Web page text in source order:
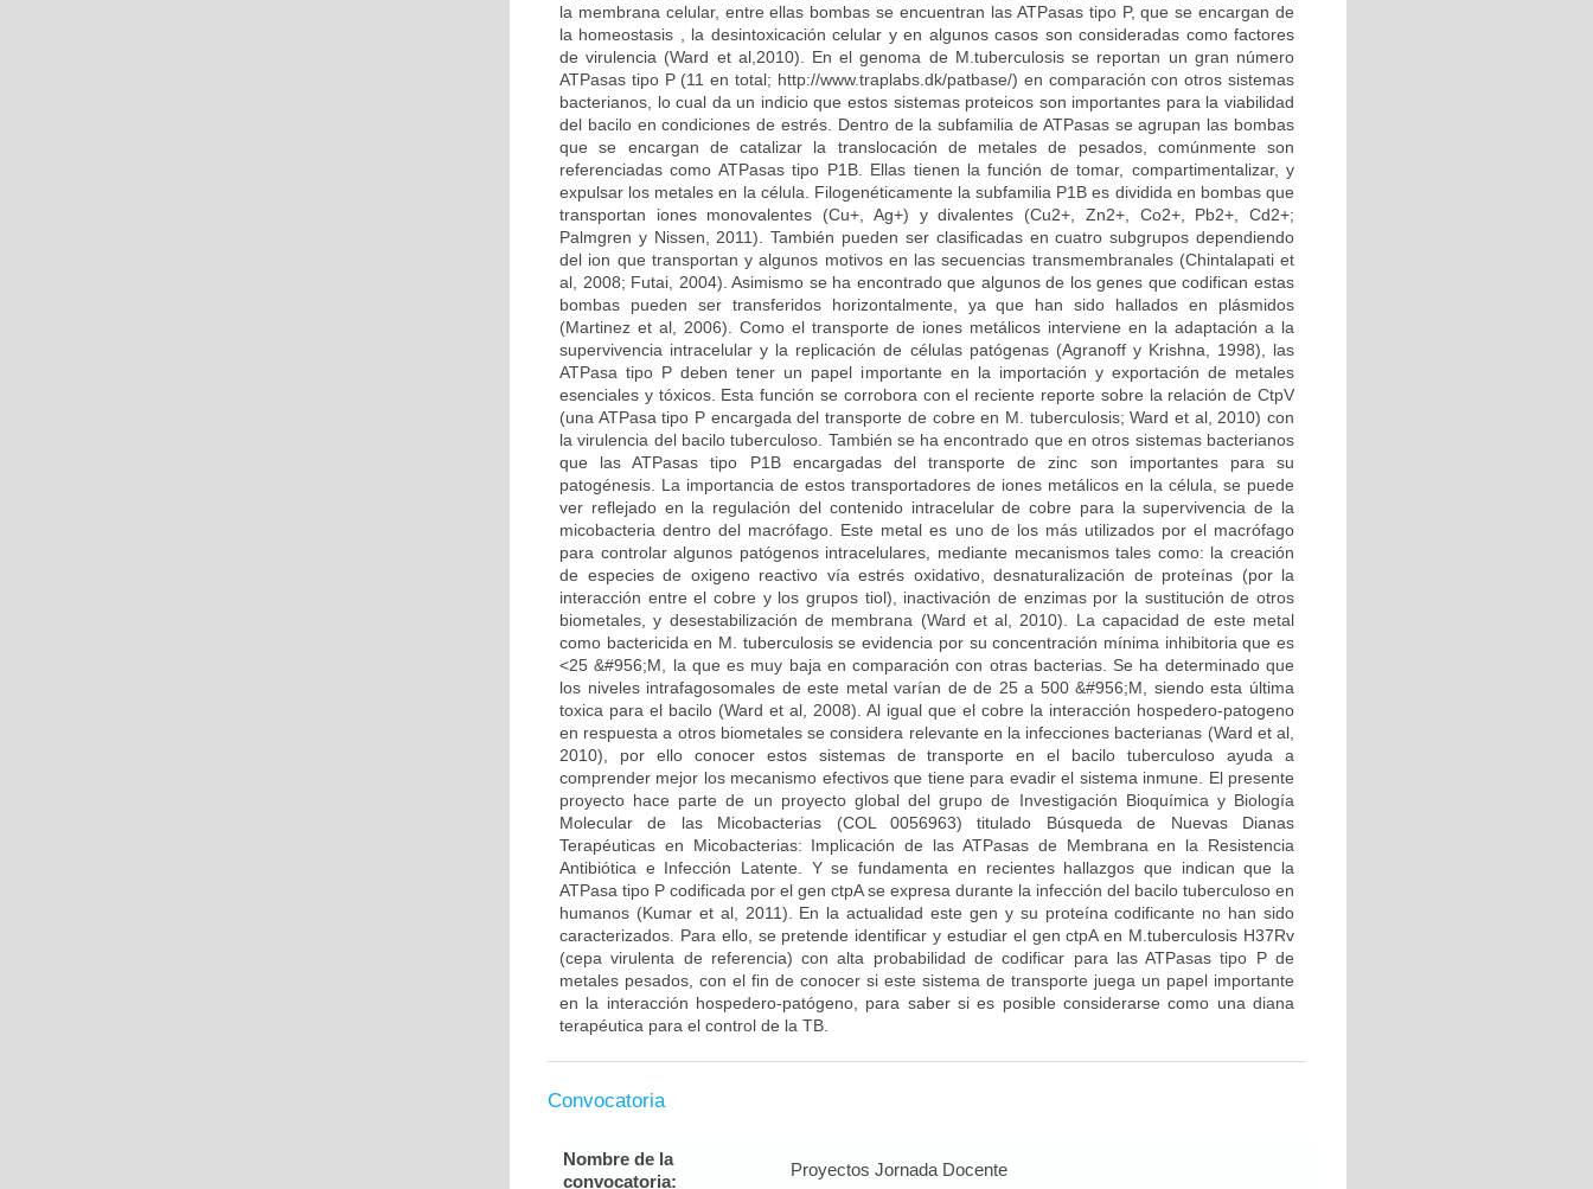
la membrana celular, entre ellas bombas se encuentran las ATPasas tipo P, que se encargan de
la homeostasis , la desintoxicación celular y en algunos casos son consideradas como factores
de virulencia (Ward et al,2010). En el genoma de M.tuberculosis se reportan un gran número
ATPasas tipo P (11 en total; http://www.traplabs.dk/patbase/) en comparación con otros sistemas
bacterianos, lo cual da un indicio que estos sistemas proteicos son importantes para la viabilidad
del bacilo en condiciones de estrés. Dentro de la subfamilia de ATPasas se agrupan las bombas
que se encargan de catalizar la translocación de metales de pesados, comúnmente son
referenciadas como ATPasas tipo P1B. Ellas tienen la función de tomar, compartimentalizar, y
expulsar los metales en la célula. Filogenéticamente la subfamilia P1B es dividida en bombas que
transportan iones monovalentes (Cu+, Ag+) y divalentes (Cu2+, Zn2+, Co2+, Pb2+, Cd2+;
Palmgren y Nissen, 2011). También pueden ser clasificadas en cuatro subgrupos dependiendo
del ion que transportan y algunos motivos en las secuencias transmembranales (Chintalapati et
al, 2008; Futai, 2004). Asimismo se ha encontrado que algunos de los genes que codifican estas
bombas pueden ser transferidos horizontalmente, ya que han sido hallados en plásmidos
(Martinez et al, 2006). Como el transporte de iones metálicos interviene en la adaptación a la
supervivencia intracelular y la replicación de células patógenas (Agranoff y Krishna, 1998), las
ATPasa tipo P deben tener un papel importante en la importación y exportación de metales
esenciales y tóxicos. Esta función se corrobora con el reciente reporte sobre la relación de CtpV
(una ATPasa tipo P encargada del transporte de cobre en M. tuberculosis; Ward et al, 2010) con
la virulencia del bacilo tuberculoso. También se ha encontrado que en otros sistemas bacterianos
que las ATPasas tipo P1B encargadas del transporte de zinc son importantes para su
patogénesis. La importancia de estos transportadores de iones metálicos en la célula, se puede
ver reflejado en la regulación del contenido intracelular de cobre para la supervivencia de la
micobacteria dentro del macrófago. Este metal es uno de los más utilizados por el macrófago
para controlar algunos patógenos intracelulares, mediante mecanismos tales como: la creación
de especies de oxigeno reactivo vía estrés oxidativo, desnaturalización de proteínas (por la
interacción entre el cobre y los grupos tiol), inactivación de enzimas por la sustitución de otros
biometales, y desestabilización de membrana (Ward et al, 2010). La capacidad de este metal
como bactericida en M. tuberculosis se evidencia por su concentración mínima inhibitoria que es
<25 &#956;M, la que es muy baja en comparación con otras bacterias. Se ha determinado que
los niveles intrafagosomales de este metal varían de de 25 a 500 &#956;M, siendo esta última
toxica para el bacilo (Ward et al, 2008). Al igual que el cobre la interacción hospedero-patogeno
en respuesta a otros biometales se considera relevante en la infecciones bacterianas (Ward et al,
2010), por ello conocer estos sistemas de transporte en el bacilo tuberculoso ayuda a
comprender mejor los mecanismo efectivos que tiene para evadir el sistema inmune. El presente
proyecto hace parte de un proyecto global del grupo de Investigación Bioquímica y Biología
Molecular de las Micobacterias (COL 0056963) titulado Búsqueda de Nuevas Dianas
Terapéuticas en Micobacterias: Implicación de las ATPasas de Membrana en la Resistencia
Antibiótica e Infección Latente. Y se fundamenta en recientes hallazgos que indican que la
ATPasa tipo P codificada por el gen ctpA se expresa durante la infección del bacilo tuberculoso en
humanos (Kumar et al, 2011). En la actualidad este gen y su proteína codificante no han sido
caracterizados. Para ello, se pretende identificar y estudiar el gen ctpA en M.tuberculosis H37Rv
(cepa virulenta de referencia) con alta probabilidad de codificar para las ATPasas tipo P de
metales pesados, con el fin de conocer si este sistema de transporte juega un papel importante
en la interacción hospedero-patógeno, para saber si es posible considerarse como una diana
terapéutica para el control de la TB.
Convocatoria
Nombre de la
convocatoria:
Proyectos Jornada Docente